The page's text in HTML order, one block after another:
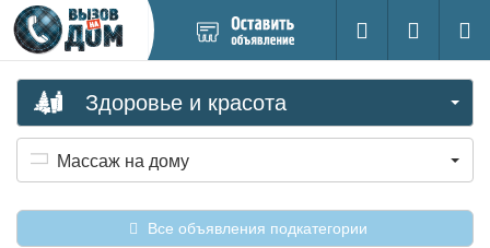
новое
Поиск
Вход на
Здоровье и красота
Массаж на дому
Все объявления подкатегории